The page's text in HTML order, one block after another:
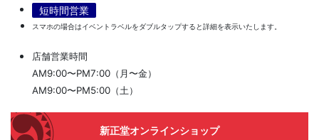
短時間営業
スマホの場合はイベントラベルをダブルタップすると詳細を表示いたします。
店舗営業時間
AM9:00〜PM7:00（月〜金）
AM9:00〜PM5:00（土）
新正堂オンラインショップ